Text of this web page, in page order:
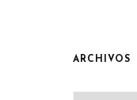
ARCHIVOS